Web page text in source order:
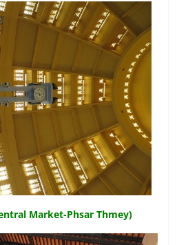
Market-Phsar Thmey)